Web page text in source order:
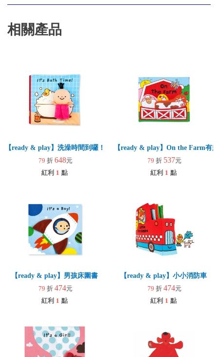
相關產品
【ready & play】洗澡時間到囉！
79 折 648元
紅利 1 點
【ready & play】On the Farm有
79 折 537元
紅利 1 點
【ready & play】男孩床圍書
79 折 474元
紅利 1 點
【ready & play】小小消防車
79 折 474元
紅利 1 點